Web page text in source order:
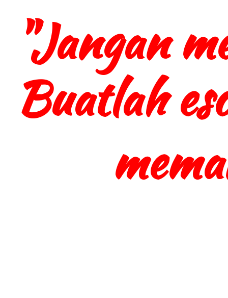
"Jangan
Buatlah